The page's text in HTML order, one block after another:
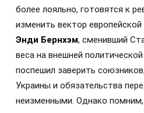
более лояльно, готовятся к
изменить вектор
Энди Бернхэм, сменивший
веса на внешней
поспешил заверить
Украины и обязательства
неизменными. Однако помним,